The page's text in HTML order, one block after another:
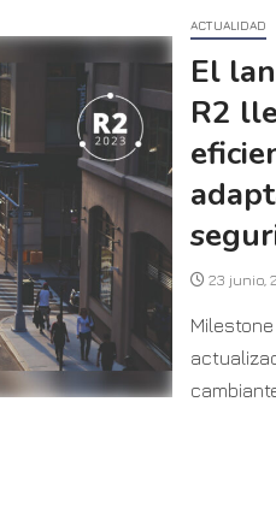
ACTUALIDAD
El
R2
23 junio,